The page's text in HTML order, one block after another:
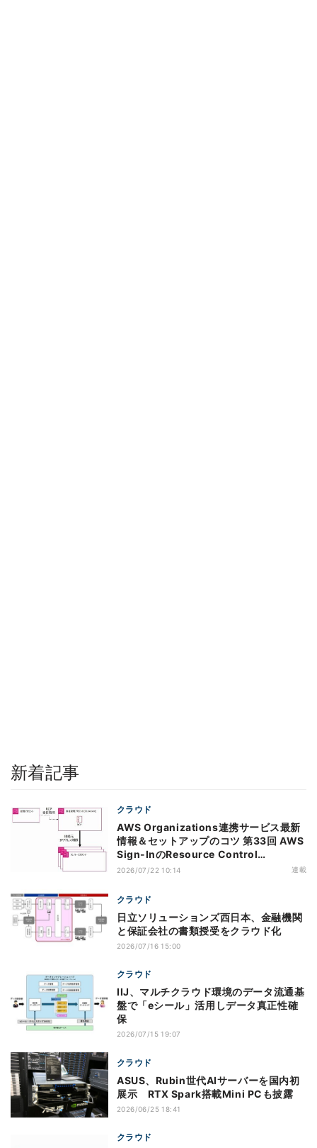
新着記事
クラウド
AWS Organizations連携サービス最新
情報＆セットアップのコツ 第33回 AWS
Sign-InのResource Control
Policy（RCP）対応のメリットと注意点
2026/07/22 10:14 連載
クラウド
日立ソリューションズ西日本、金融機関
と保証会社の書類授受をクラウド化
2026/07/16 15:00
クラウド
IIJ、マルチクラウド環境のデータ流通基
盤で「eシール」活用しデータ真正性確
保
2026/07/15 19:07
クラウド
ASUS、Rubin世代AIサーバーを国内初
展示 RTX Spark搭載Mini PCも披露
2026/06/25 18:41
クラウド